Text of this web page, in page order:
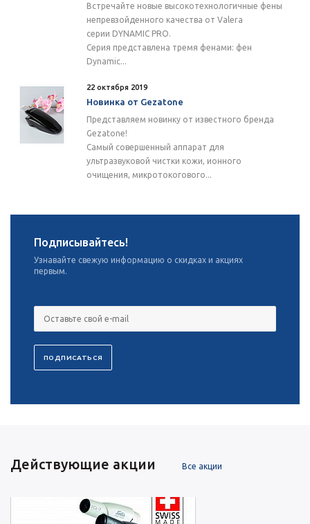
Встречайте новые высокотехнологичные фены
непревзойденного качества от Valera
серии DYNAMIC PRO.
Серия представлена тремя фенами: фен
Dynamic...
22 октября 2019
Новинка от Gezatone
Представляем новинку от известного бренда
Gezatone!
Самый совершенный аппарат для
ультразвуковой чистки кожи, ионного
очищения, микротокогового...
Подписывайтесь!
Узнавайте свежую информацию о скидках и акциях
первым.
Действующие акции Все акции